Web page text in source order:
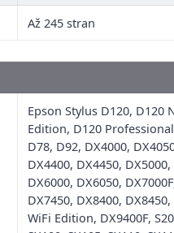
Až 245 stran
Epson Stylus D120, D120
Edition, D120
D78, D92, DX4000,
DX4400, DX4450,
DX6000, DX6050,
DX7450, DX8400,
WiFi Edition, DX9400F,